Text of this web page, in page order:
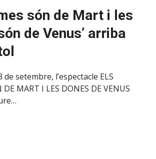
són de Mart i les
de Venus’ arriba
setembre, l’espectacle ELS
DE MART I LES DONES DE VENUS